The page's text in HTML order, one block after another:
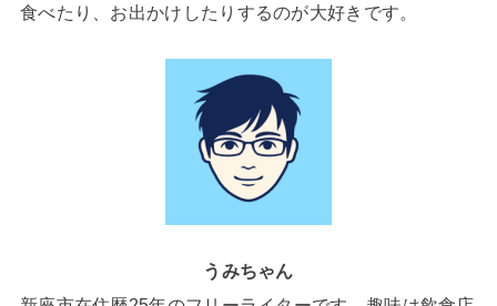
食べたり、お出かけしたりするのが大好きです。
うみちゃん